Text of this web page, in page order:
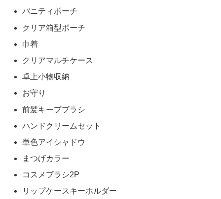
バニティポーチ
クリア箱型ポーチ
巾着
クリアマルチケース
卓上小物収納
お守り
前髪キープブラシ
ハンドクリームセット
単色アイシャドウ
まつげカラー
コスメブラシ2P
リップケースキーホルダー